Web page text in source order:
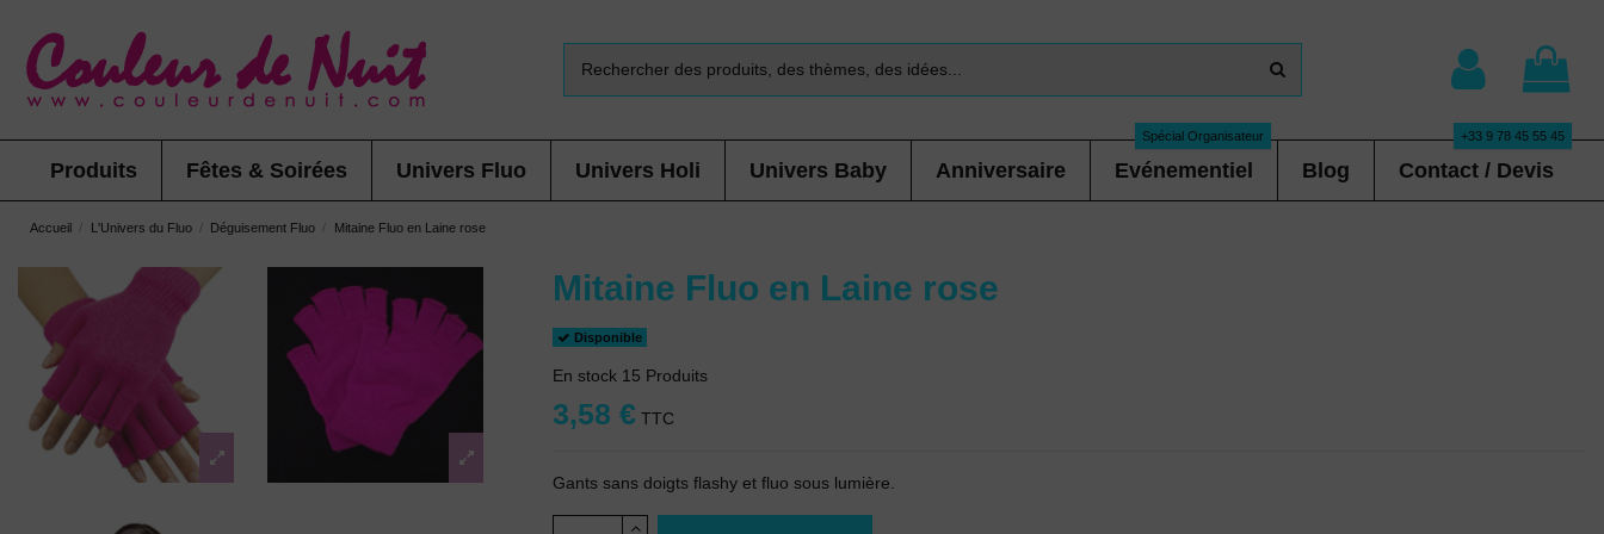
Produits Fêtes & Soirées Univers Fluo Univers Holi Univers Baby Anniversaire Evénementiel
Spécial Organisateur
Blog Contact / Devis
+33 9 78 45 55 45
Accueil L'Univers du Fluo Déguisement Fluo Mitaine Fluo en Laine rose
Mitaine Fluo en Laine rose
Disponible
En stock 15 Produits
3,58 € TTC
Gants sans doigts flashy et fluo sous lumière.